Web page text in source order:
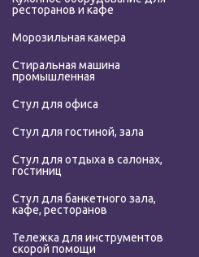
ресторанов и кафе
Морозильная камера
Стиральная машина
промышленная
Стул для офиса
Стул для гостиной, зала
Стул для отдыха в салонах,
гостиниц
Стул для банкетного зала,
кафе, ресторанов
Тележка для инструментов
скорой помощи